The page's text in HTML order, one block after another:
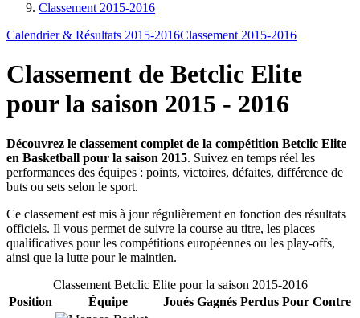
Classement 2015-2016
Calendrier & Résultats 2015-2016Classement 2015-2016
Classement de Betclic Elite
pour la saison 2015 - 2016
Découvrez le classement complet de la compétition Betclic Elite
en Basketball pour la saison 2015. Suivez en temps réel les
performances des équipes : points, victoires, défaites, différence de
buts ou sets selon le sport.
Ce classement est mis à jour régulièrement en fonction des résultats
officiels. Il vous permet de suivre la course au titre, les places
qualificatives pour les compétitions européennes ou les play-offs,
ainsi que la lutte pour le maintien.
Classement Betclic Elitepour la saison 2015-2016
Position
Équipe Joués Gagnés Perdus Pour Contre